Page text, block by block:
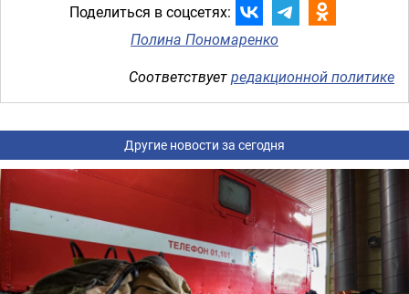
Поделиться в соцсетях:
Полина Пономаренко
Соответствуетредакционной политике
Другие новости за сегодня